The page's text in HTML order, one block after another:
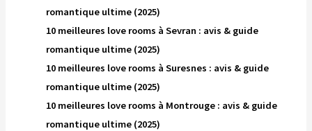
romantique ultime (2025)
10 meilleures love rooms à Sevran : avis & guide
romantique ultime (2025)
10 meilleures love rooms à Suresnes : avis & guide
romantique ultime (2025)
10 meilleures love rooms à Montrouge : avis & guide
romantique ultime (2025)